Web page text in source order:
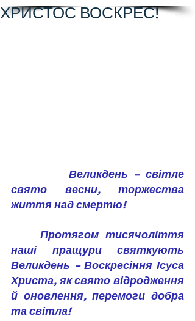
ХРИСТОС ВОСКРЕС!
Великдень – світле
свято весни, торжества
життя над смертю!
наші пращури святкують
Великдень – Воскресіння Ісуса
Христа, як свято відродження
й оновлення, перемоги добра
та світла!